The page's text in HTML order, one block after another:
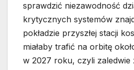
sprawdzić niezawodność
krytycznych systemów
pokładzie przyszłej stacji
miałaby trafić na orbitę
w 2027 roku, czyli zaledwie